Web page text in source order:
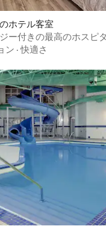
ホテル客室
ー付きの最高のホスピ
ン ·快適さ